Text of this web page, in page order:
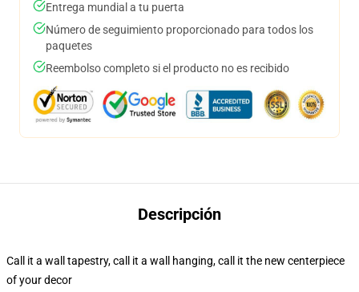
Entrega mundial a tu puerta
Número de seguimiento proporcionado para todos los
paquetes
Reembolso completo si el producto no es recibido
Descripción
Call it a wall tapestry, call it a wall hanging, call it the new centerpiece
of your decor